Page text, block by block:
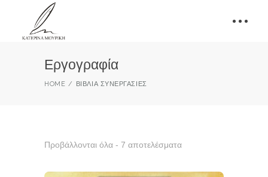
Εργογραφία
HOME ΒΙΒΛΊΑ ΣΥΝΕΡΓΑΣΊΕΣ
Προβάλλονται όλα - 7 αποτελέσματα